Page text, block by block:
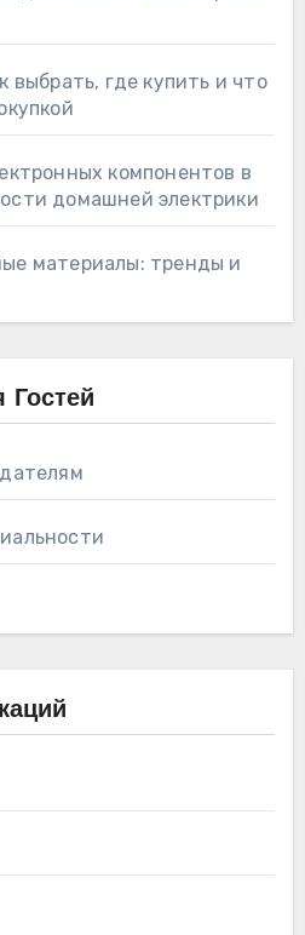
выбрать, где купить и что
компонентов в
домашней электрики
материалы: тренды и